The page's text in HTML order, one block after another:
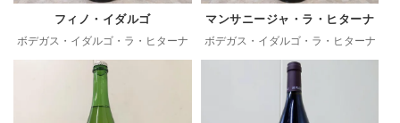
フィノ・イダルゴ
ボデガス・イダルゴ・ラ・ヒターナ
マンサニージャ・ラ・ヒターナ
ボデガス・イダルゴ・ラ・ヒターナ